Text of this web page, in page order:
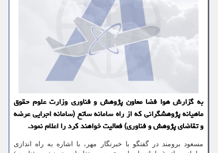
به گزارش هوا فضا معاون پژوهش و فناوری وزارت علوم حقوق
ماهیانه پژوهشگرانی كه از راه سامانه ساتع (سامانه اجرایی عرضه
و تقاضای پژوهش و فناوری) فعالیت خواهند كرد را اعلام نمود.
مسعود برومند در گفتگو با خبرنگار مهر، با اشاره به راه اندازی